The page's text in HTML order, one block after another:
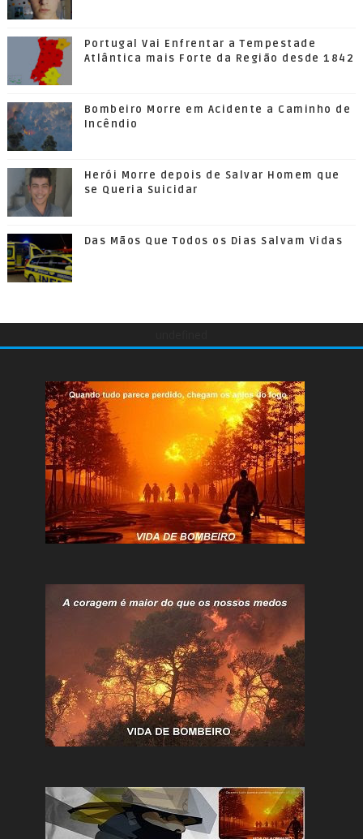
Portugal Vai Enfrentar a Tempestade
Atlântica mais Forte da Região desde 1842
Bombeiro Morre em Acidente a Caminho de
Incêndio
Herói Morre depois de Salvar Homem que
se Queria Suicidar
Das Mãos Que Todos os Dias Salvam Vidas